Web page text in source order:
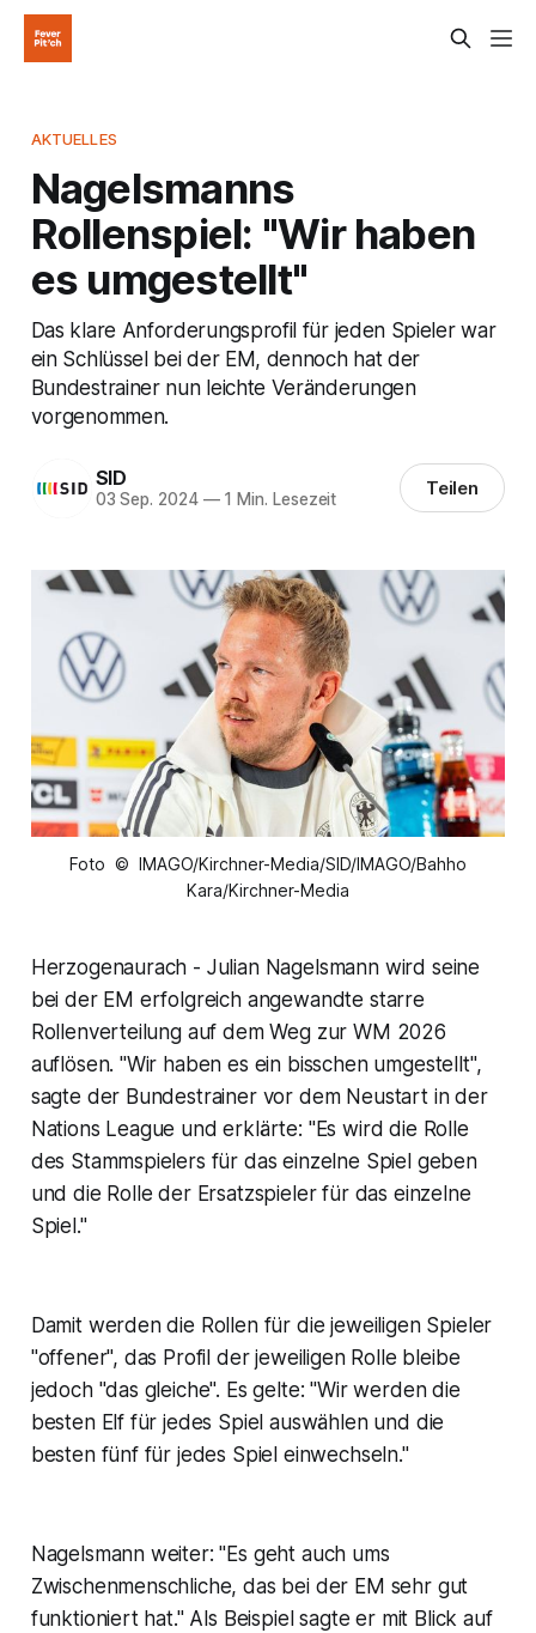
AKTUELLES
Nagelsmanns
Rollenspiel: "Wir haben
es umgestellt"
Das klare Anforderungsprofil für jeden Spieler war
ein Schlüssel bei der EM, dennoch hat der
Bundestrainer nun leichte Veränderungen
vorgenommen.
SID
03 Sep. 2024 —1 Min. Lesezeit Teilen
Foto © IMAGO/Kirchner-Media/SID/IMAGO/Bahho
Kara/Kirchner-Media
Herzogenaurach - Julian Nagelsmann wird seine
bei der EM erfolgreich angewandte starre
Rollenverteilung auf dem Weg zur WM 2026
auflösen. "Wir haben es ein bisschen umgestellt",
sagte der Bundestrainer vor dem Neustart in der
Nations League und erklärte: "Es wird die Rolle
des Stammspielers für das einzelne Spiel geben
und die Rolle der Ersatzspieler für das einzelne
Spiel."
Damit werden die Rollen für die jeweiligen Spieler
"offener", das Profil der jeweiligen Rolle bleibe
jedoch "das gleiche". Es gelte: "Wir werden die
besten Elf für jedes Spiel auswählen und die
besten fünf für jedes Spiel einwechseln."
Nagelsmann weiter: "Es geht auch ums
Zwischenmenschliche, das bei der EM sehr gut
funktioniert hat." Als Beispiel sagte er mit Blick auf